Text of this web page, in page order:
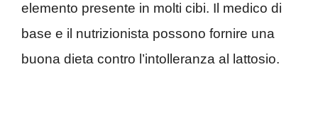
elemento presente in molti cibi. Il medico di
base e il nutrizionista possono fornire una
buona dieta contro l’intolleranza al lattosio.